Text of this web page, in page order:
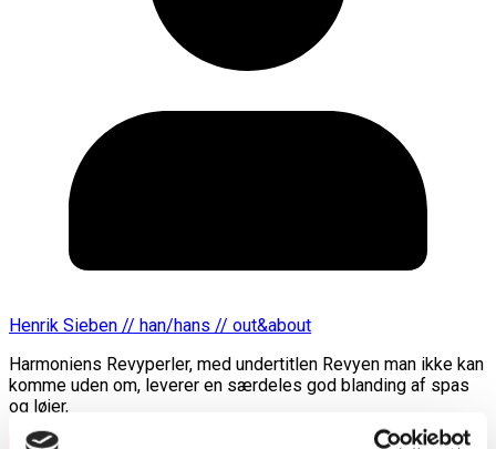
Henrik Sieben // han/hans // out&about
Harmoniens Revyperler, med undertitlen Revyen man ikke kan
komme uden om, leverer en særdeles god blanding af spas
og løjer,